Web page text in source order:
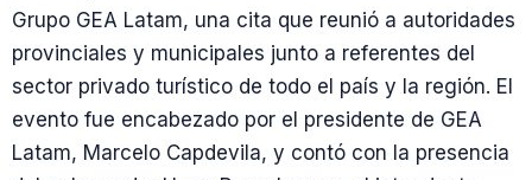
Grupo GEA Latam, una cita que reunió a autoridades
provinciales y municipales junto a referentes del
sector privado turístico de todo el país y la región. El
evento fue encabezado por el presidente de GEA
Latam, Marcelo Capdevila, y contó con la presencia